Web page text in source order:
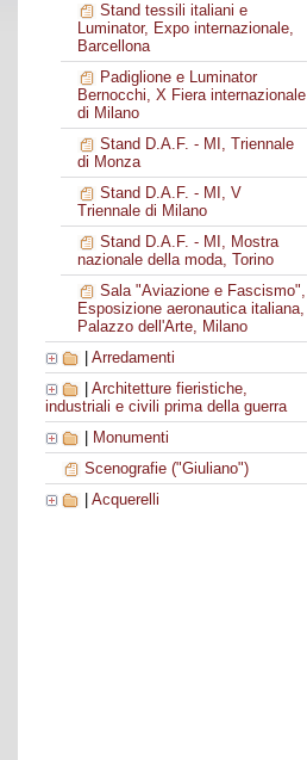
Stand tessili italiani e
Luminator, Expo internazionale,
Barcellona
Padiglione e Luminator
Bernocchi, X Fiera internazionale
di Milano
Stand D.A.F. - MI, Triennale
di Monza
Stand D.A.F. - MI, V
Triennale di Milano
Stand D.A.F. - MI, Mostra
nazionale della moda, Torino
Sala "Aviazione e Fascismo",
Esposizione aeronautica italiana,
Palazzo dell'Arte, Milano
Arredamenti
Architetture fieristiche,
industriali e civili prima della guerra
Monumenti
Scenografie ("Giuliano")
Acquerelli